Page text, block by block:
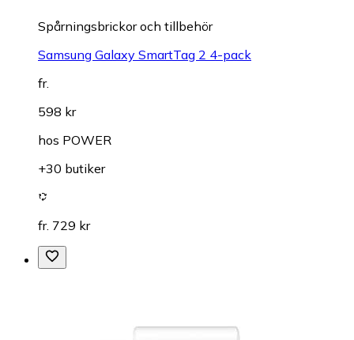
Spårningsbrickor och tillbehör
Samsung Galaxy SmartTag 2 4-pack
fr.
598 kr
hos POWER
+30 butiker
fr. 729 kr